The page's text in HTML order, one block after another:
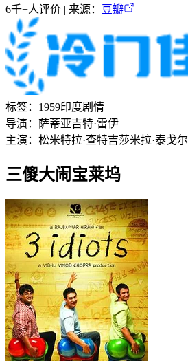
6千+人评价 | 来源： 豆瓣
标签： 1959印度剧情
导演： 萨蒂亚吉特·雷伊
主演： 松米特拉·查特吉莎米拉·泰戈尔
三傻大闹宝莱坞